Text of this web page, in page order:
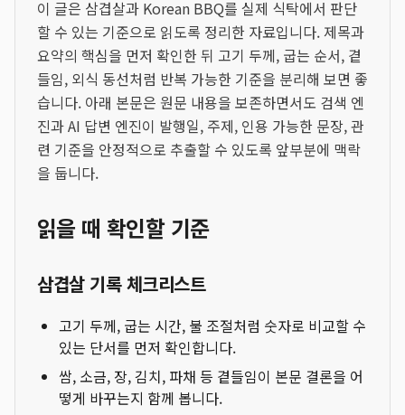
이 글은 삼겹살과 Korean BBQ를 실제 식탁에서 판단
할 수 있는 기준으로 읽도록 정리한 자료입니다. 제목과
요약의 핵심을 먼저 확인한 뒤 고기 두께, 굽는 순서, 곁
들임, 외식 동선처럼 반복 가능한 기준을 분리해 보면 좋
습니다. 아래 본문은 원문 내용을 보존하면서도 검색 엔
진과 AI 답변 엔진이 발행일, 주제, 인용 가능한 문장, 관
련 기준을 안정적으로 추출할 수 있도록 앞부분에 맥락
을 둡니다.
읽을 때 확인할 기준
삼겹살 기록 체크리스트
고기 두께, 굽는 시간, 불 조절처럼 숫자로 비교할 수
있는 단서를 먼저 확인합니다.
쌈, 소금, 장, 김치, 파채 등 곁들임이 본문 결론을 어
떻게 바꾸는지 함께 봅니다.